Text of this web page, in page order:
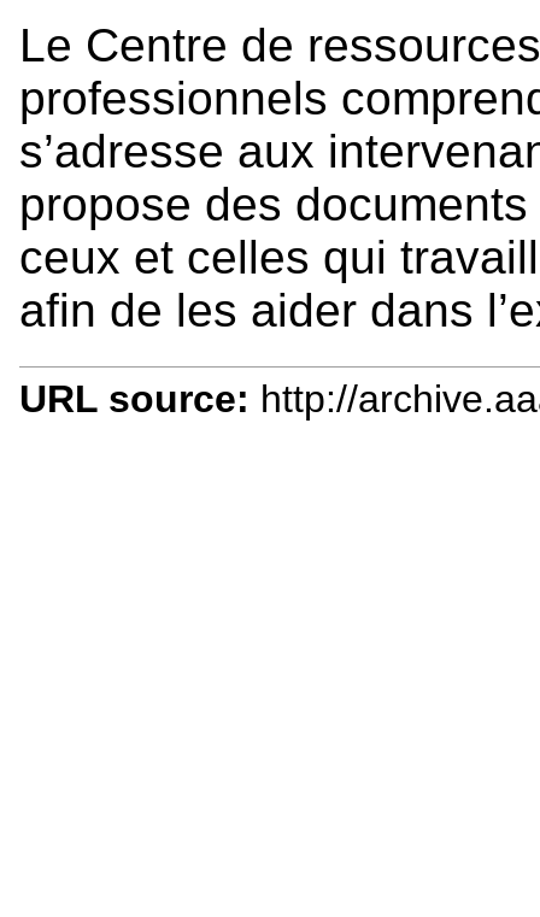
Le Centre de
professionnels
s’adresse aux
propose des
ceux et celles qui
afin de les aider dans
URL source: http://